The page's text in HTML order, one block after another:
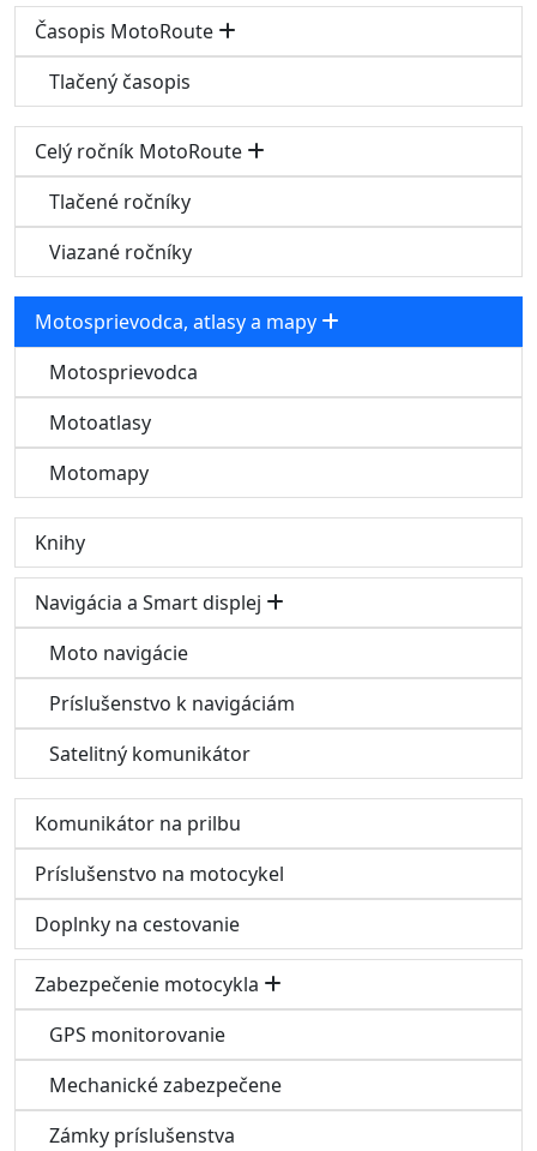
Časopis MotoRoute
Tlačený časopis
Celý ročník MotoRoute
Tlačené ročníky
Viazané ročníky
Motosprievodca, atlasy a mapy
Motosprievodca
Motoatlasy
Motomapy
Knihy
Navigácia a Smart displej
Moto navigácie
Príslušenstvo k navigáciám
Satelitný komunikátor
Komunikátor na prilbu
Príslušenstvo na motocykel
Doplnky na cestovanie
Zabezpečenie motocykla
GPS monitorovanie
Mechanické zabezpečene
Zámky príslušenstva